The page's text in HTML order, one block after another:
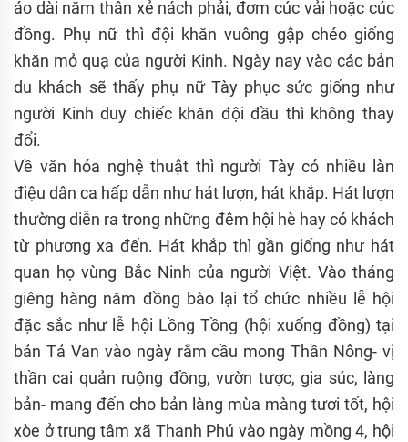
áo dài năm thân xẻ nách phải, đơm cúc vải hoặc cúc
đồng. Phụ nữ thì đội khăn vuông gập chéo giống
khăn mỏ quạ của người Kinh. Ngày nay vào các bản
du khách sẽ thấy phụ nữ Tày phục sức giống như
người Kinh duy chiếc khăn đội đầu thì không thay
đổi.
Về văn hóa nghệ thuật thì người Tày có nhiều làn
điệu dân ca hấp dẫn như hát lượn, hát khắp. Hát lượn
thường diễn ra trong những đêm hội hè hay có khách
từ phương xa đến. Hát khắp thì gần giống như hát
quan họ vùng Bắc Ninh của người Việt. Vào tháng
giêng hàng năm đồng bào lại tổ chức nhiều lễ hội
đặc sắc như lễ hội Lồng Tồng (hội xuống đồng) tại
bản Tả Van vào ngày rằm cầu mong Thần Nông- vị
thần cai quản ruộng đồng, vườn tược, gia súc, làng
bản- mang đến cho bản làng mùa màng tươi tốt, hội
xòe ở trung tâm xã Thanh Phú vào ngày mồng 4, hội